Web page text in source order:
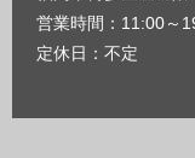
営業時間：11:00～
定休日：不定